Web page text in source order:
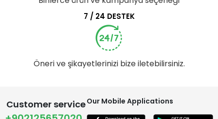
7 / 24 DESTEK
Öneri ve şikayetlerinizi bize iletebilirsiniz.
Customer serviceOur Mobile Applications